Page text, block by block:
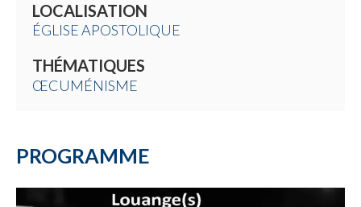
LOCALISATION
ÉGLISE APOSTOLIQUE
THÉMATIQUES
ŒCUMÉNISME
PROGRAMME